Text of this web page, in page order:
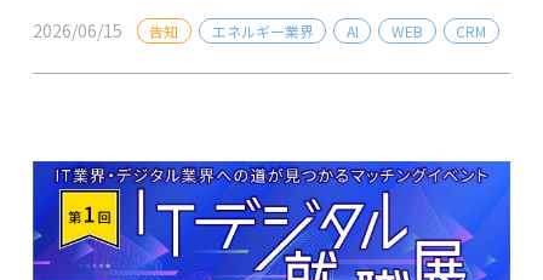
2026/06/15 告知 エネルギー業界 AI WEB CRM